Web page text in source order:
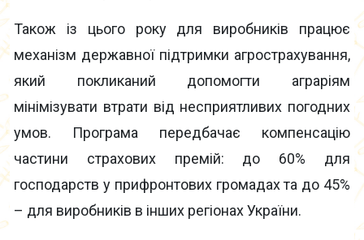
Також із цього року для виробників працює
механізм державної підтримки агрострахування,
який покликаний допомогти аграріям
мінімізувати втрати від несприятливих погодних
умов. Програма передбачає компенсацію
частини страхових премій: до 60% для
господарств у прифронтових громадах та до 45%
– для виробників в інших регіонах України.